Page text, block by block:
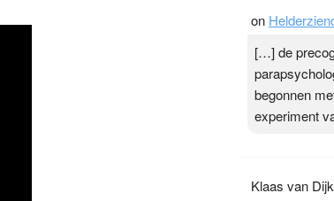
on
[…] de
begonnen
experiment
Klaas van Dijk